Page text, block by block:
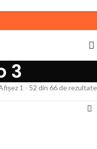
11 August - 18
intelegere!
3
1 - 52 din 66 de rezultate